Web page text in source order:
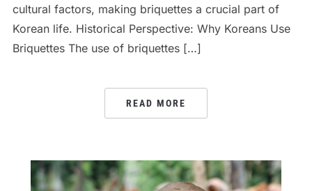
cultural factors, making briquettes a crucial part of
Korean life. Historical Perspective: Why Koreans Use
Briquettes The use of briquettes […]
READ MORE